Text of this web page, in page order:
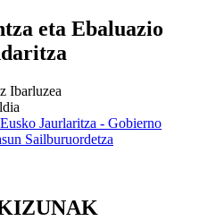
eta Ebaluazio
Ibarluzea
Eusko Jaurlaritza - Gobierno
Sailburuordetza